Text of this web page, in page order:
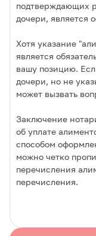
подтверждающих
дочери, является
Хотя указание
является
вашу позицию.
дочери, но не
может вызвать
Заключение
об уплате
способом
можно четко
перечисления
перечисления.